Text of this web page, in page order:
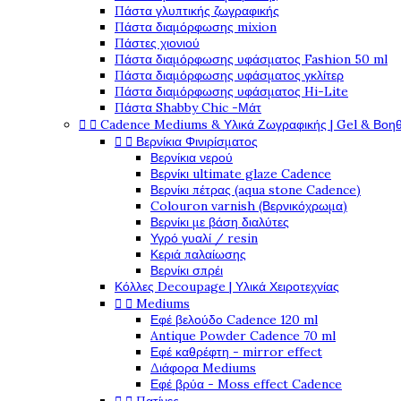
Πάστα γλυπτικής ζωγραφικής
Πάστα διαμόρφωσης mixion
Πάστες χιονιού
Πάστα διαμόρφωσης υφάσματος Fashion 50 ml
Πάστα διαμόρφωσης υφάσματος γκλίτερ
Πάστα διαμόρφωσης υφάσματος Hi-Lite
Πάστα Shabby Chic -Μάτ
  Cadence Mediums & Υλικά Ζωγραφικής | Gel &
  Βερνίκια Φινιρίσματος
Βερνίκια νερού
Βερνίκι ultimate glaze Cadence
Βερνίκι πέτρας (aqua stone Cadence)
Colouron varnish (Βερνικόχρωμα)
Βερνίκι με βάση διαλύτες
Υγρό γυαλί / resin
Κεριά παλαίωσης
Βερνίκι σπρέι
Κόλλες Decoupage | Υλικά Χειροτεχνίας
  Mediums
Εφέ βελούδο Cadence 120 ml
Antique Powder Cadence 70 ml
Εφέ καθρέφτη - mirror effect
Διάφορα Mediums
Εφέ βρύα - Moss effect Cadence